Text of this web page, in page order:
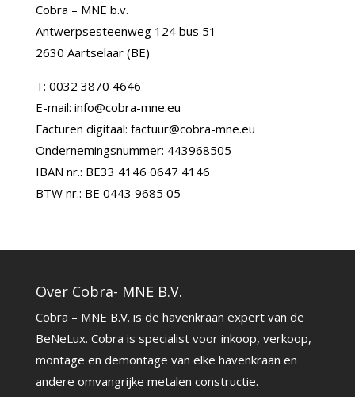
Cobra – MNE b.v.
Antwerpsesteenweg 124 bus 51
2630 Aartselaar (BE)
T: 0032 3870 4646
E-mail: info@cobra-mne.eu
Facturen digitaal: factuur@cobra-mne.eu
Ondernemingsnummer: 443968505
IBAN nr.: BE33 4146 0647 4146
BTW nr.: BE 0443 9685 05
Over Cobra- MNE B.V.
Cobra – MNE B.V. is de havenkraan expert van de
BeNeLux. Cobra is specialist voor inkoop, verkoop,
montage en demontage van elke havenkraan en
andere omvangrijke metalen constructie.